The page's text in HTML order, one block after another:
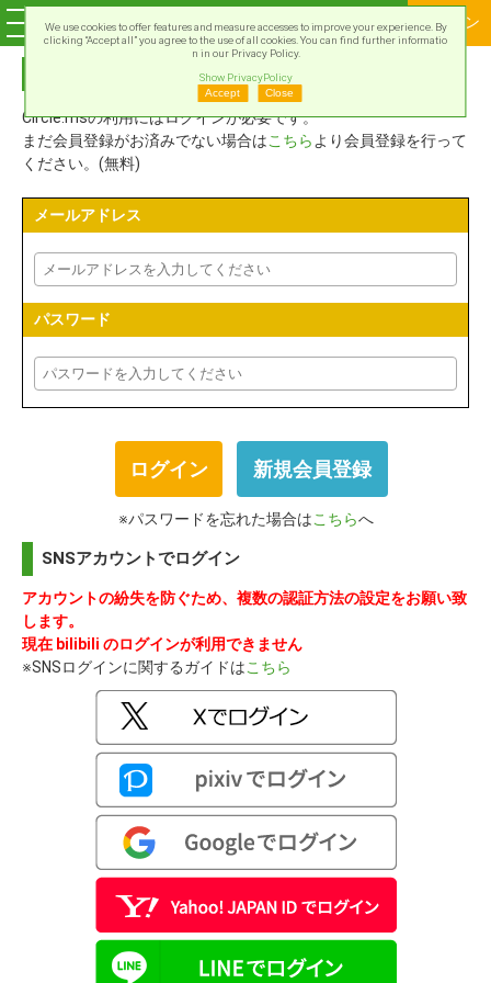
ログイン
Circle.msアカウントでログイン
Circle.msの利用にはログインが必要です。
まだ会員登録がお済みでない場合はこちら より会員登録を行って
ください。(無料)
メールアドレス
パスワード
新規会員登録
※パスワードを忘れた場合はこちらへ
SNSアカウントでログイン
アカウントの紛失を防ぐため、複数の認証方法の設定をお願い致
します。
現在 bilibili のログインが利用できません
※SNSログインに関するガイドはこちら
We use cookies to offer features and measure accesses to improve your experience. By
clicking “Accept all” you agree to the use of all cookies. You can find further informatio
n in our Privacy Policy.
Show PrivacyPolicy
Accept
Close